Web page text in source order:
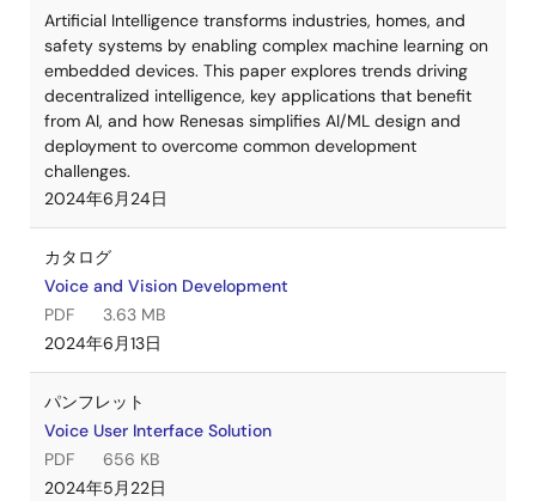
Artificial Intelligence transforms industries, homes, and
safety systems by enabling complex machine learning on
embedded devices. This paper explores trends driving
decentralized intelligence, key applications that benefit
from AI, and how Renesas simplifies AI/ML design and
deployment to overcome common development
challenges.
2024年6月24日
カタログ
Voice and Vision Development
PDF
3.63 MB
2024年6月13日
パンフレット
Voice User Interface Solution
PDF
656 KB
2024年5月22日